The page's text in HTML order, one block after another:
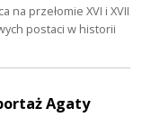
na przełomie XVI i XVII
postaci w historii
Agaty